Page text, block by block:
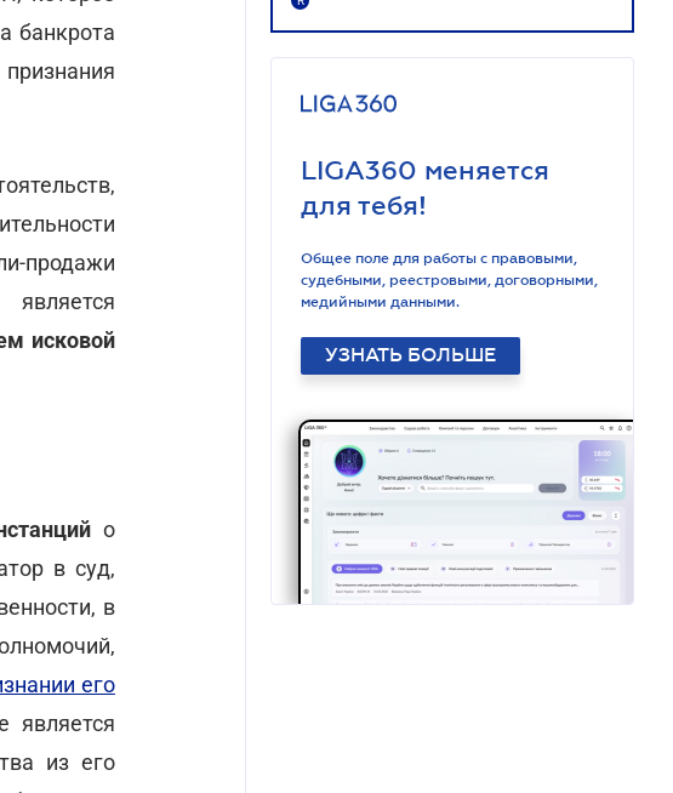
банкрота
продажи
исковой
о
в суд,
в
его
является
из его
LIGA360 меняется
для тебя!
Общее поле для работы с правовыми,
судебными, реестровыми, договорными,
медийными данными.
УЗНАТЬ БОЛЬШЕ